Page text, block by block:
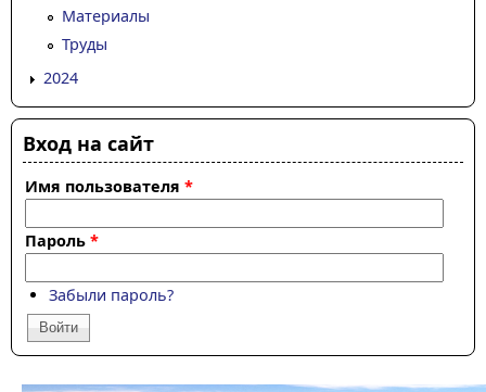
Материалы
Труды
2024
Вход на сайт
Имя пользователя *
Пароль *
Забыли пароль?